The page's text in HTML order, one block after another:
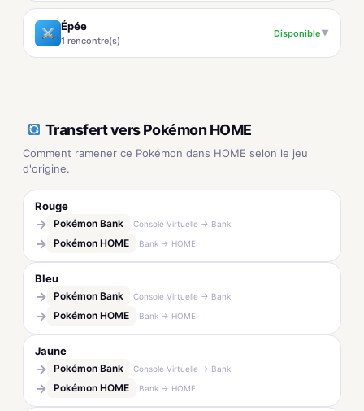
Épée
1 rencontre(s)
Disponible▼
Transfert vers Pokémon HOME
Comment ramener ce Pokémon dans HOME selon le jeu
d'origine.
Rouge
→ Pokémon Bank Console Virtuelle → Bank
→ Pokémon HOME Bank → HOME
Bleu
→ Pokémon Bank Console Virtuelle → Bank
→ Pokémon HOME Bank → HOME
Jaune
→ Pokémon Bank Console Virtuelle → Bank
→ Pokémon HOME Bank → HOME